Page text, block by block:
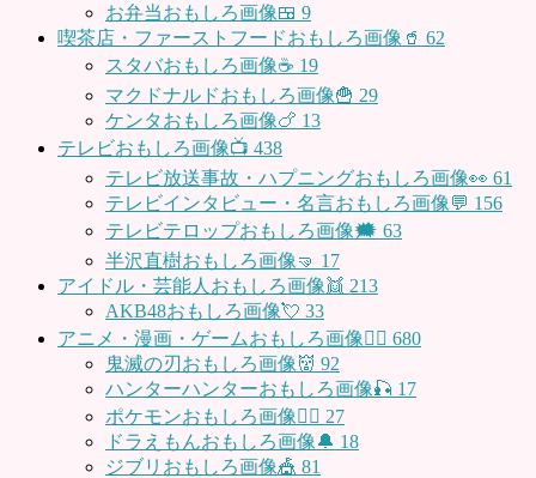
お弁当おもしろ画像🍱 9
喫茶店・ファーストフードおもしろ画像🥤 62
スタバおもしろ画像☕️ 19
マクドナルドおもしろ画像🍟 29
ケンタおもしろ画像🍗 13
テレビおもしろ画像📺 438
テレビ放送事故・ハプニングおもしろ画像👀 61
テレビインタビュー・名言おもしろ画像💬 156
テレビテロップおもしろ画像🗯 63
半沢直樹おもしろ画像🤜 17
アイドル・芸能人おもしろ画像👯 213
AKB48おもしろ画像💘 33
アニメ・漫画・ゲームおもしろ画像🧚‍♀️ 680
鬼滅の刃おもしろ画像👹 92
ハンターハンターおもしろ画像🎣 17
ポケモンおもしろ画像🤹‍♂️ 27
ドラえもんおもしろ画像🔔 18
ジブリおもしろ画像🎪 81